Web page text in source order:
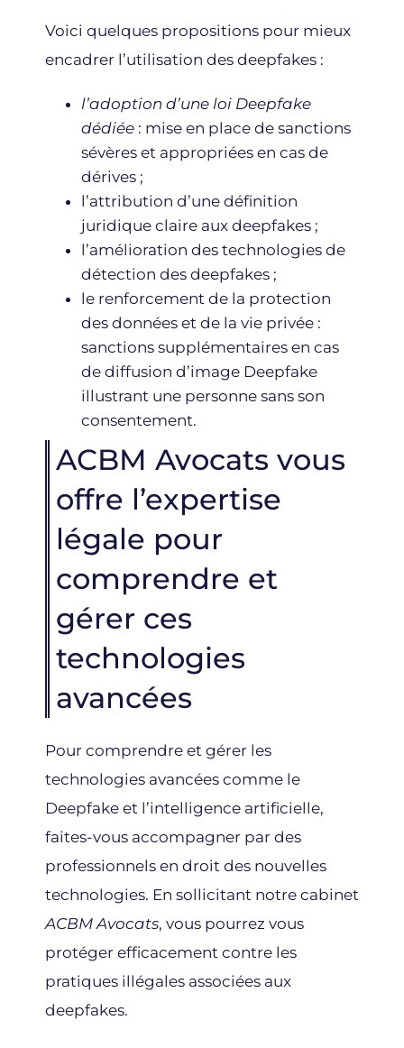
Voici quelques propositions pour mieux
encadrer l’utilisation des deepfakes :
l’adoption d’une loi Deepfake
dédiée : mise en place de sanctions
sévères et appropriées en cas de
dérives ;
l’attribution d’une définition
juridique claire aux deepfakes ;
l’amélioration des technologies de
détection des deepfakes ;
le renforcement de la protection
des données et de la vie privée :
sanctions supplémentaires en cas
de diffusion d’image Deepfake
illustrant une personne sans son
consentement.
ACBM Avocats vous
offre l’expertise
légale pour
comprendre et
gérer ces
technologies
avancées
Pour comprendre et gérer les
technologies avancées comme le
Deepfake et l’intelligence artificielle,
faites-vous accompagner par des
professionnels en droit des nouvelles
technologies. En sollicitant notre cabinet
ACBM Avocats, vous pourrez vous
protéger efficacement contre les
pratiques illégales associées aux
deepfakes.